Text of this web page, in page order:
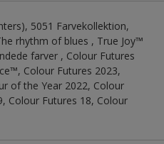
5051 Farvekollektion,
rhythm of blues , True Joy™
farver , Colour Futures
Colour Futures 2023,
of the Year 2022, Colour
Colour Futures 18, Colour